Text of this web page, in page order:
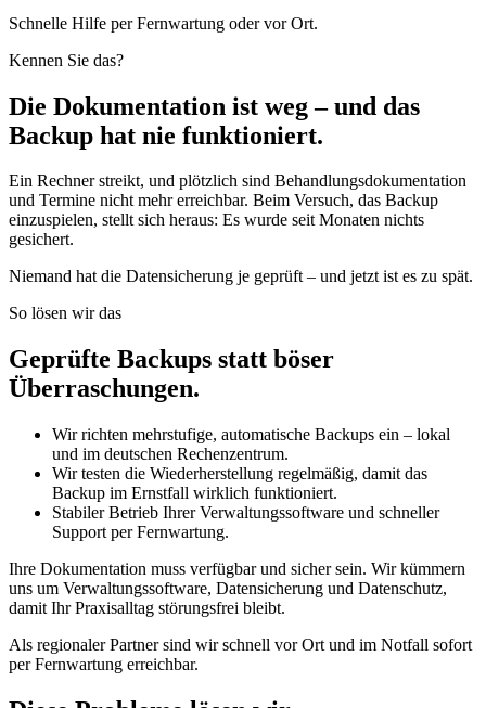
Schnelle Hilfe per Fernwartung oder vor Ort.
Kennen Sie das?
Die Dokumentation ist weg – und das
Backup hat nie funktioniert.
Ein Rechner streikt, und plötzlich sind Behandlungsdokumentation
und Termine nicht mehr erreichbar. Beim Versuch, das Backup
einzuspielen, stellt sich heraus: Es wurde seit Monaten nichts
gesichert.
Niemand hat die Datensicherung je geprüft – und jetzt ist es zu spät.
So lösen wir das
Geprüfte Backups statt böser
Überraschungen.
Wir richten mehrstufige, automatische Backups ein – lokal
und im deutschen Rechenzentrum.
Wir testen die Wiederherstellung regelmäßig, damit das
Backup im Ernstfall wirklich funktioniert.
Stabiler Betrieb Ihrer Verwaltungssoftware und schneller
Support per Fernwartung.
Ihre Dokumentation muss verfügbar und sicher sein. Wir kümmern
uns um Verwaltungssoftware, Datensicherung und Datenschutz,
damit Ihr Praxisalltag störungsfrei bleibt.
Als regionaler Partner sind wir schnell vor Ort und im Notfall sofort
per Fernwartung erreichbar.